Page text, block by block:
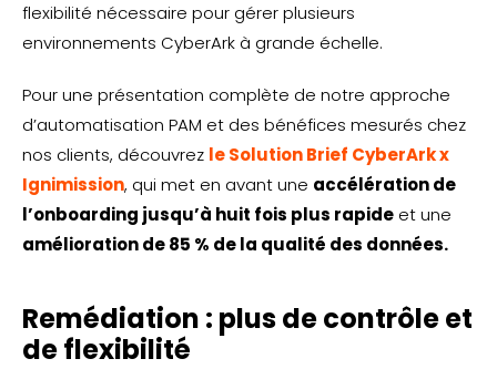
flexibilité nécessaire pour gérer plusieurs
environnements CyberArk à grande échelle.
Pour une présentation complète de notre approche
d’automatisation PAM et des bénéfices mesurés chez
nos clients, découvrez le Solution Brief CyberArk x
Ignimission, qui met en avant une accélération de
l’onboarding jusqu’à huit fois plus rapide et une
amélioration de 85 % de la qualité des données.
Remédiation : plus de contrôle et
de flexibilité